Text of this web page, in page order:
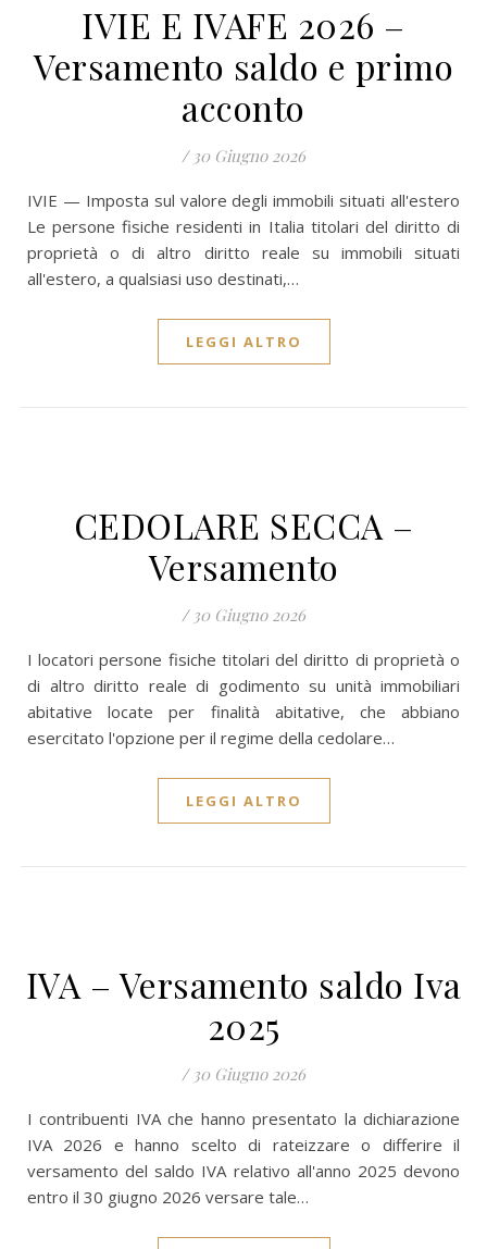
IVIE E IVAFE 2026 –
Versamento saldo e primo
acconto
/ 30 Giugno 2026
IVIE — Imposta sul valore degli immobili situati all'estero
Le persone fisiche residenti in Italia titolari del diritto di
proprietà o di altro diritto reale su immobili situati
all'estero, a qualsiasi uso destinati,…
LEGGI ALTRO
CEDOLARE SECCA –
Versamento
/ 30 Giugno 2026
I locatori persone fisiche titolari del diritto di proprietà o
di altro diritto reale di godimento su unità immobiliari
abitative locate per finalità abitative, che abbiano
esercitato l'opzione per il regime della cedolare…
LEGGI ALTRO
IVA – Versamento saldo Iva
2025
/ 30 Giugno 2026
I contribuenti IVA che hanno presentato la dichiarazione
IVA 2026 e hanno scelto di rateizzare o differire il
versamento del saldo IVA relativo all'anno 2025 devono
entro il 30 giugno 2026 versare tale…